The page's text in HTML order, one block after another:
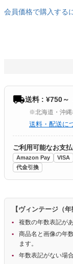
会員価格で購入する
送料 : ¥750～
※北海道・沖縄
送料・配送に
ご利用可能なお支
Amazon Pay VISA
代金引換
【ヴィンテージ（
複数の年数表記が
商品名と画像の年
ます。
年数表記がない場合